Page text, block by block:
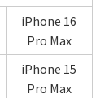
iPhone 16
Pro Max
iPhone 15
Pro Max